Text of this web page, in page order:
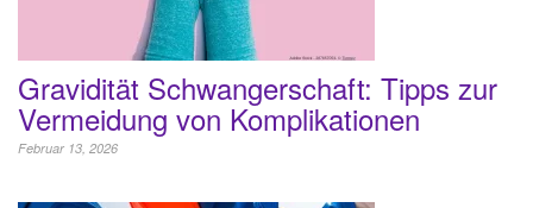
Gravidität Schwangerschaft: Tipps zur
Vermeidung von Komplikationen
Februar 13, 2026